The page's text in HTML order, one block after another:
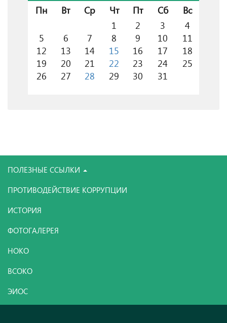
Пн
Вт Ср Чт Пт Сб
Вс
1
2 3
4
5
6 7 8 9 10
11
12
13 14 15 16 17
18
19
20 21 22 23 24
25
26
27 28 29 30 31
ПОЛЕЗНЫЕ ССЫЛКИ
ПРОТИВОДЕЙСТВИЕ КОРРУПЦИИ
ИСТОРИЯ
ФОТОГАЛЕРЕЯ
НОКО
ВСОКО
ЭИОС